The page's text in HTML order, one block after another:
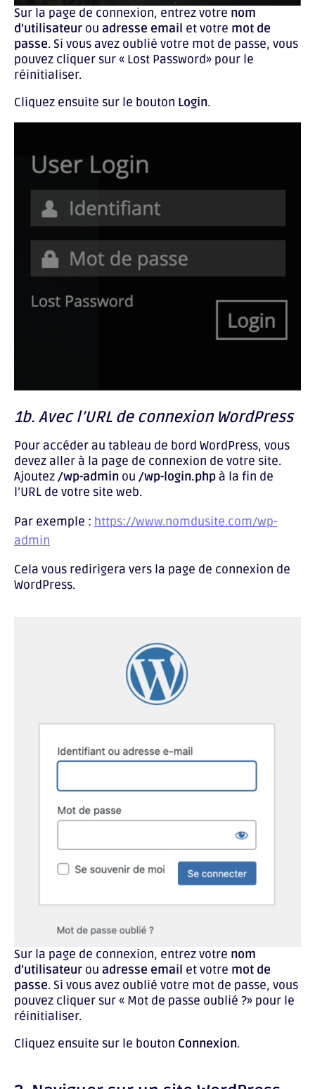
Sur la page de connexion, entrez votre nom
d’utilisateur ou adresse email et votre mot de
passe. Si vous avez oublié votre mot de passe, vous
pouvez cliquer sur « Lost Password» pour le
réinitialiser.
Cliquez ensuite sur le bouton Login.
1b. Avec l’URL de connexion WordPress
Pour accéder au tableau de bord WordPress, vous
devez aller à la page de connexion de votre site.
Ajoutez/wp-admin ou /wp-login.php à la fin de
l’URL de votre site web.
Par exemple : https://www.nomdusite.com/wp-
admin
Cela vous redirigera vers la page de connexion de
WordPress.
Sur la page de connexion, entrez votre nom
d’utilisateur ou adresse email et votre mot de
passe. Si vous avez oublié votre mot de passe, vous
pouvez cliquer sur « Mot de passe oublié ?» pour le
réinitialiser.
Cliquez ensuite sur le bouton Connexion.